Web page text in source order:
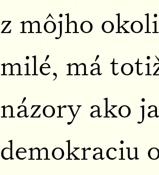
z môjho
milé, má
názory ako
demokraciu